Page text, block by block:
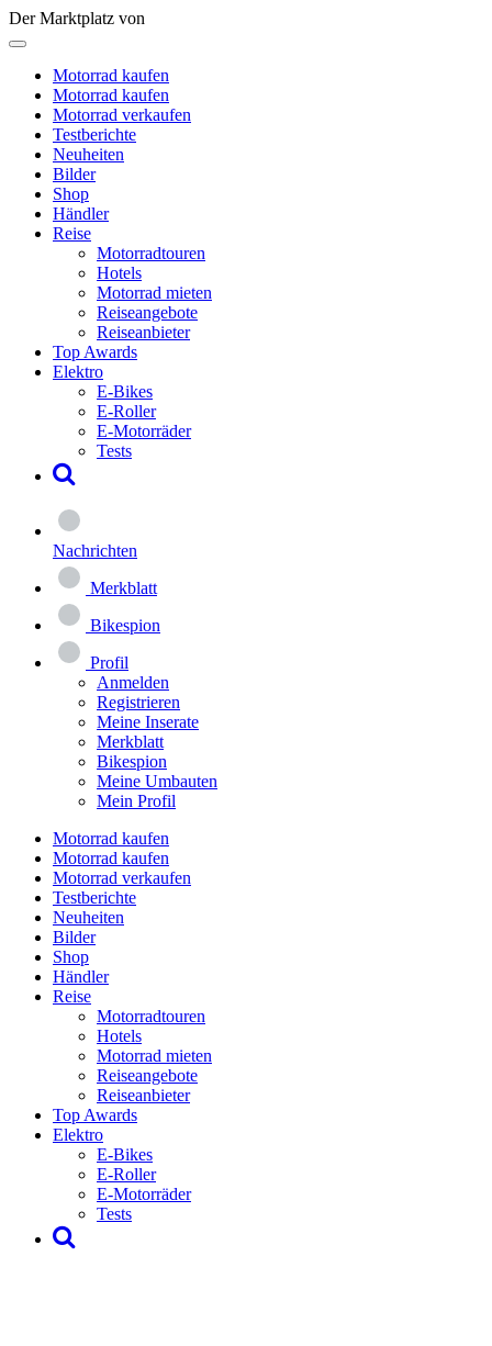
Der Marktplatz von
Motorrad kaufen
Motorrad kaufen
Motorrad verkaufen
Testberichte
Neuheiten
Bilder
Shop
Händler
Reise
Motorradtouren
Hotels
Motorrad mieten
Reiseangebote
Reiseanbieter
Top Awards
Elektro
E-Bikes
E-Roller
E-Motorräder
Tests
Nachrichten
Merkblatt
Bikespion
Profil
Anmelden
Registrieren
Meine Inserate
Merkblatt
Bikespion
Meine Umbauten
Mein Profil
Motorrad kaufen
Motorrad kaufen
Motorrad verkaufen
Testberichte
Neuheiten
Bilder
Shop
Händler
Reise
Motorradtouren
Hotels
Motorrad mieten
Reiseangebote
Reiseanbieter
Top Awards
Elektro
E-Bikes
E-Roller
E-Motorräder
Tests